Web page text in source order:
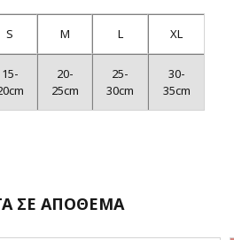
S M L XL
15-
20-
25cm
25-
30cm
30-
35cm
ΣΕ ΑΠΟΘΕΜΑ